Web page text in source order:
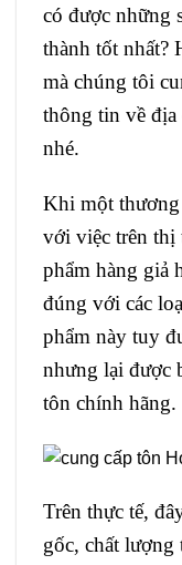
có được những
thành tốt nhất?
mà chúng tôi
thông tin về địa
nhé.
Khi một
với việc trên thị
phẩm hàng giả
đúng với các
phẩm này tuy
nhưng lại được
tôn chính hãng.
Trên thực tế,
gốc, chất lượng